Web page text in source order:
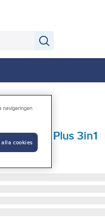
Plus 3in1
navigeringen
alla cookies